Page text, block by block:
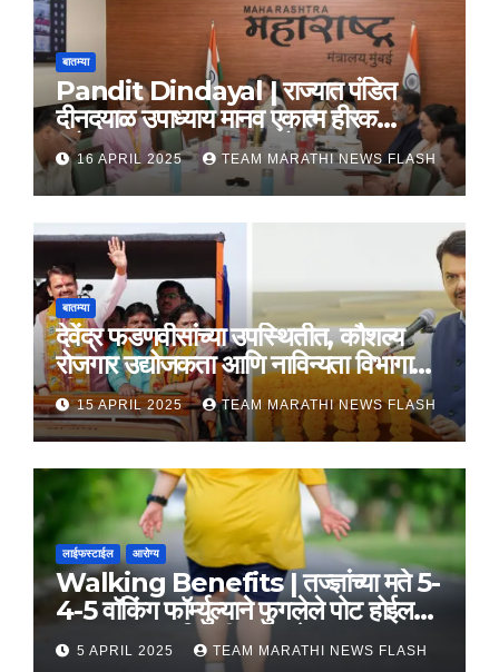
बातम्या
Pandit Dindayal | राज्यात पंडित
दीनदयाळ उपाध्याय मानव एकात्म हीरक
महोत्सव, 22-25 दरम्यान होणार साजरा
16 APRIL 2025 TEAM MARATHI NEWS FLASH
बातम्या
देवेंद्र फडणवीसांच्या उपस्थितीत, कौशल्य
रोजगार उद्योजकता आणि नाविन्यता विभागाचे
तीन सामंजस्य करार
15 APRIL 2025 TEAM MARATHI NEWS FLASH
लाईफस्टाईल आरोग्य
Walking Benefits | तज्ज्ञांच्या मते 5-
4-5 वॉकिंग फॉर्म्युल्याने फुगलेले पोट होईल
लवकर सपाट, मिळतील फायदे
5 APRIL 2025 TEAM MARATHI NEWS FLASH